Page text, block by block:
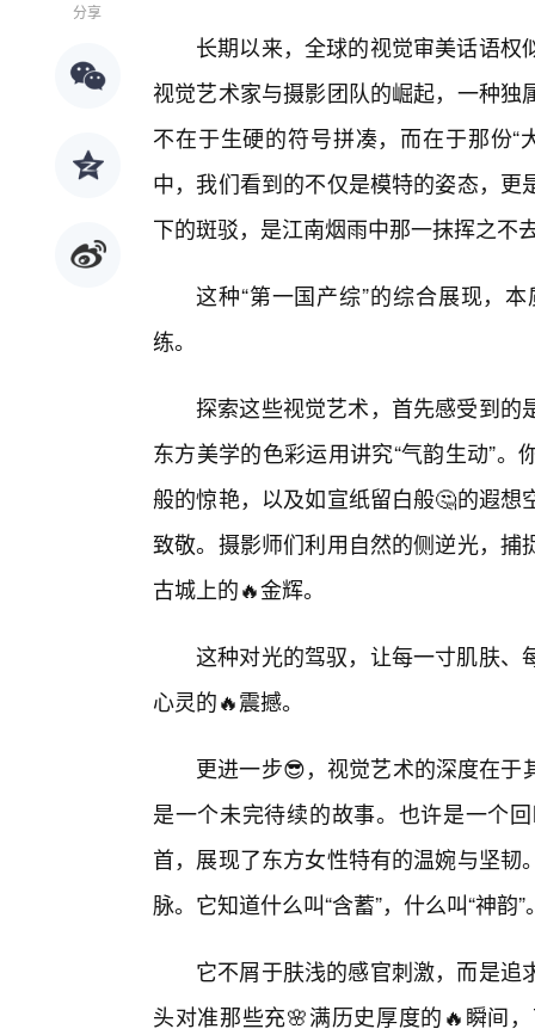
分享
长期以来，全球的视觉审美话语
视觉艺术家与摄影团队的崛起，一种
不在于生硬的符号拼凑，而在于那份
中，我们看到的不仅是模特的姿态，
下的斑驳，是江南烟雨中那一抹挥之不
这种“第一国产综”的综合展现，
练。
探索这些视觉艺术，首先感受到的
东方美学的色彩运用讲究“气韵生动”
般的惊艳，以及如宣纸留白般🤔的遐
致敬。摄影师们利用自然的侧逆光，
古城上的🔥金辉。
这种对光的驾驭，让每一寸肌肤、
心灵的🔥震撼。
更进一步😎，视觉艺术的深度在
是一个未完待续的故事。也许是一个
首，展现了东方女性特有的温婉与坚
脉。它知道什么叫“含蓄”，什么叫“神韵”
它不屑于肤浅的感官刺激，而是
头对准那些充🌸满历史厚度的🔥瞬间